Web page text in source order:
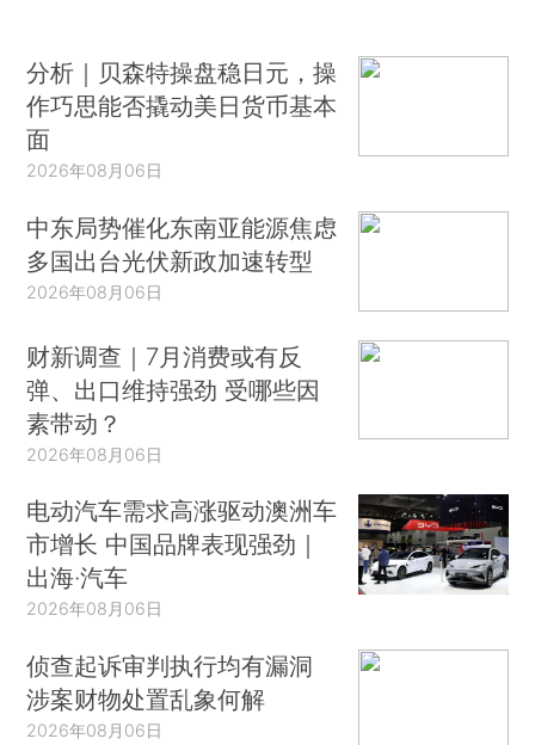
分析｜贝森特操盘稳日元，操
作巧思能否撬动美日货币基本
面
2026年08月06日
中东局势催化东南亚能源焦虑
多国出台光伏新政加速转型
2026年08月06日
财新调查｜7月消费或有反
弹、出口维持强劲 受哪些因
素带动？
2026年08月06日
电动汽车需求高涨驱动澳洲车
市增长 中国品牌表现强劲｜
出海·汽车
2026年08月06日
侦查起诉审判执行均有漏洞
涉案财物处置乱象何解
2026年08月06日